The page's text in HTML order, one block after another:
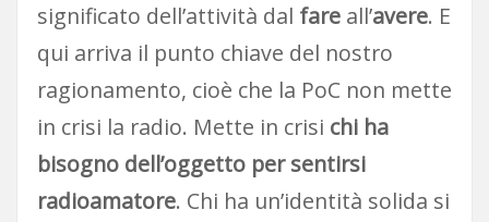
significato dell’attività dal fareall’avere. E
qui arriva il punto chiave del nostro
ragionamento, cioè che la PoC non mette
in crisi la radio. Mette in crisi chi ha
bisogno dell’oggetto per sentirsi
radioamatore. Chi ha un’identità solida si